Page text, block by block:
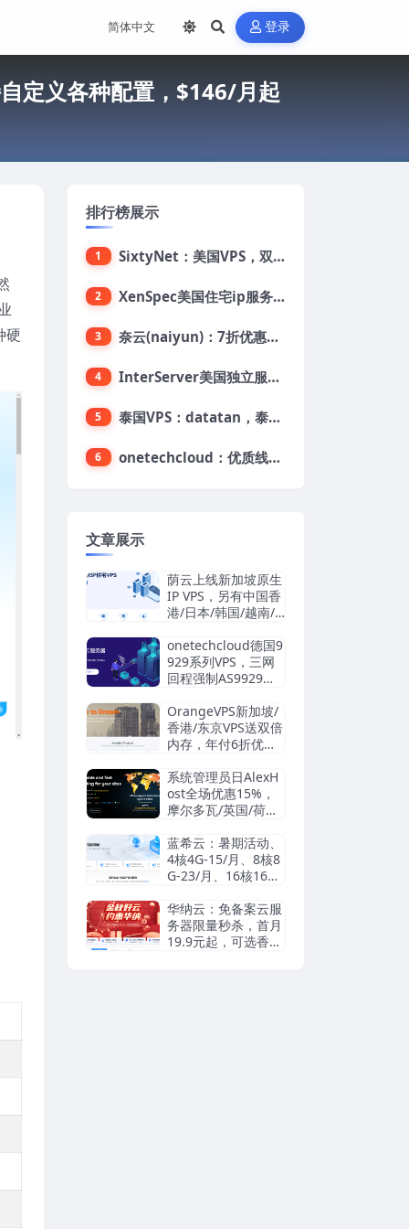
登录
定义各种配置，$146/月起
硬
排行榜展示
1 SixtyNet：美国VPS，双ISP类住宅IP(AT&T)，CN2 GIA网络，超高DDoS防御，$14/月，2G内存/2核/40gSSD/5T流量/10Gbps带宽
2 XenSpec美国住宅ip服务器：美国家用ip/无限流量/10Gbps独享带宽/449美元/月起，支持支付宝
3 奈云(naiyun)：7折优惠，低至34元/月，洛杉矶/香港机房，三网CN2 GIA/CUII/高防保护，解锁Chatgpt/Tiktok
4 InterServer美国独立服务器：AMD RYZEN 3600X处理器，75美元/月，送40美元
5 泰国VPS：datatan，泰国不限流量VPS，$33/月，4G内存/3核/60gSSD
6 onetechcloud：优质线路，精品VPS低至28元，美国三网原生CN2 GIA（高防可选）、香港CN2、韩国CN2
文章展示
荫云上线新加坡原生
IP VPS，另有中国香
港/日本/韩国/越南/
德国/西班牙/美国双I
SP/中国台湾原生I
P，4.2美元/月起，
onetechcloud德国9
929系列VPS，三网
回程强制AS9929，
OrangeVPS新加坡/
香港/东京VPS送双倍
内存，年付6折优
起，支持支付宝/微
信/Paypal
系统管理员日AlexH
ost全场优惠15%，
摩尔多瓦/英国/荷兰/
S/独立服务器，无视
DMCA滥用投诉/可
匿名
蓝希云：暑期活动、
4核4G-15/月、8核8
G-23/月、16核16G-
华纳云：免备案云服
务器限量秒杀，首月
19.9元起，可选香港